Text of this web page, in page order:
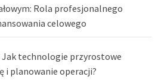
Rola profesjonalnego
celowego
Jak technologie przyrostowe
i planowanie operacji?